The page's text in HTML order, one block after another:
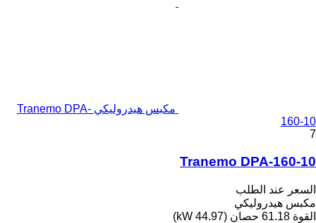
مكبس هيدروليكي Tranemo DPA-
160-10
7
Tranemo DPA-160-10
السعر عند الطلب
مكبس هيدروليكي
القوة 61.18 حصان (44.97 kW)